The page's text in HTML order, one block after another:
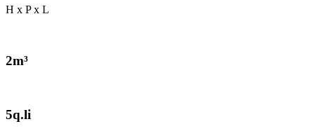
H x P x L
2m³
5q.li